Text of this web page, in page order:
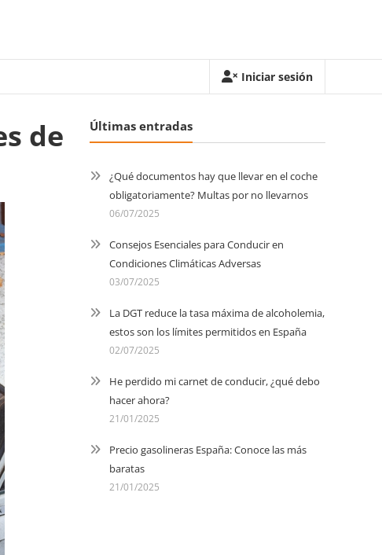
Iniciar sesión
de
Últimas entradas
¿Qué documentos hay que llevar en el coche
obligatoriamente? Multas por no llevarnos
06/07/2025
Consejos Esenciales para Conducir en
Condiciones Climáticas Adversas
03/07/2025
La DGT reduce la tasa máxima de alcoholemia,
estos son los límites permitidos en España
02/07/2025
He perdido mi carnet de conducir, ¿qué debo
hacer ahora?
21/01/2025
Precio gasolineras España: Conoce las más
baratas
21/01/2025